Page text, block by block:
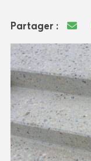
Partager :